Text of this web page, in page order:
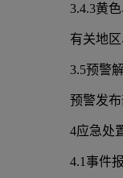
3.4.3黄
有关地
3.5预警
预警发
4应急处
4.1事件